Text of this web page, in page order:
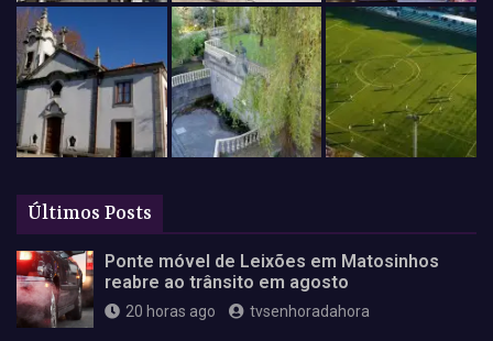
Últimos Posts
Ponte móvel de Leixões em Matosinhos
reabre ao trânsito em agosto
20 horas ago tvsenhoradahora